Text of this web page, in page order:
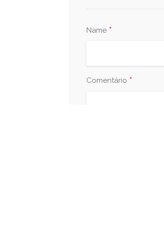
Name *
Comentário *